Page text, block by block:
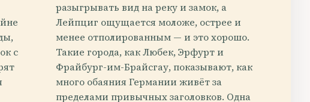
с
разыгрывать вид на реку и замок, а
Лейпциг ощущается моложе, острее и
менее отполированным — и это хорошо.
Такие города, как Любек, Эрфурт и
Фрайбург-им-Брайсгау, показывают, как
много обаяния Германии живёт за
пределами привычных заголовков. Одна